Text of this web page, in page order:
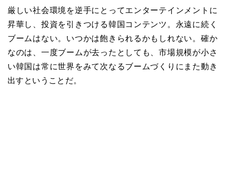
厳しい社会環境を逆手にとってエンターテインメントに
昇華し、投資を引きつける韓国コンテンツ。永遠に続く
ブームはない。いつかは飽きられるかもしれない。確か
なのは、一度ブームが去ったとしても、市場規模が小さ
い韓国は常に世界をみて次なるブームづくりにまた動き
出すということだ。